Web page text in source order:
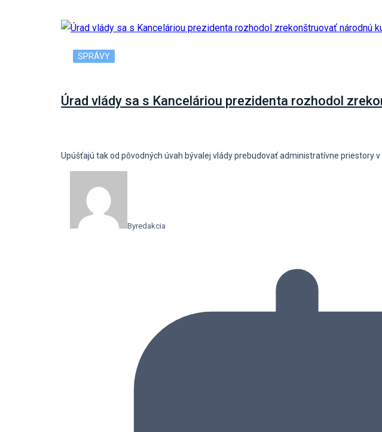
SPRÁVY
Úrad vlády sa s Kanceláriou prezidenta rozhodol
Upúšťajú tak od pôvodných úvah bývalej vlády prebudovať administratívne priestory
Byredakcia